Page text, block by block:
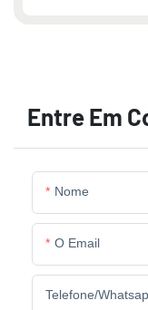
Entre Em
Nome
O Email
Telefone/